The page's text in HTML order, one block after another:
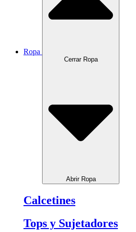
Ropa
Cerrar Ropa
Abrir Ropa
Calcetines
Tops y Sujetadores